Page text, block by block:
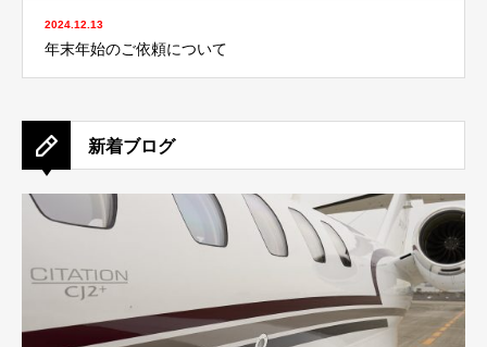
2024.12.13
年末年始のご依頼について
新着ブログ